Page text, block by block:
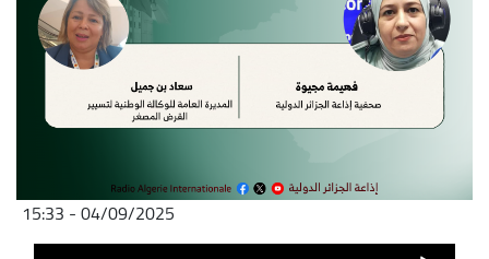
04/09/2025 - 15:33
Archivo